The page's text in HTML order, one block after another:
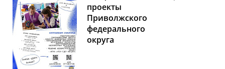
проекты
Приволжского
федерального
округа